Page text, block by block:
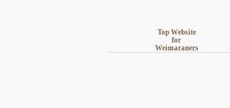
Top Website
for
Weimaraners